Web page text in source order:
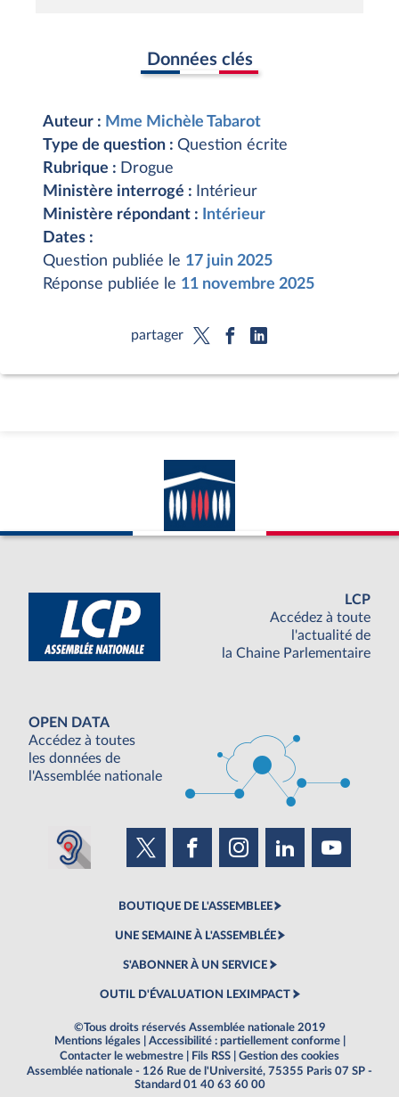
Données clés
Auteur : Mme Michèle Tabarot
Type de question : Question écrite
Rubrique : Drogue
Ministère interrogé :
Intérieur
Ministère répondant :
Intérieur
Dates :
Question publiée le 17 juin 2025
Réponse publiée le 11 novembre 2025
partager
LCP
Accédez à toute
l'actualité de
la Chaine Parlementaire
OPEN DATA
Accédez à toutes
les données de
l'Assemblée nationale
BOUTIQUE DE L'ASSEMBLEE
UNE SEMAINE À L'ASSEMBLÉE
S'ABONNER À UN SERVICE
OUTIL D'ÉVALUATION LEXIMPACT
©Tous droits réservés Assemblée nationale 2019
Mentions légales
Accessibilité : partiellement conforme
Contacter le webmestre
Fils RSS
Gestion des cookies
Assemblée nationale - 126 Rue de l'Université, 75355 Paris 07 SP -
Standard 01 40 63 60 00